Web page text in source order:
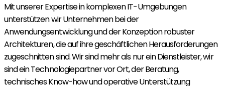
Mit unserer Expertise in komplexen IT-Umgebungen
unterstützen wir Unternehmen bei der
Anwendungsentwicklung und der Konzeption robuster
Architekturen, die auf ihre geschäftlichen Herausforderungen
zugeschnitten sind. Wir sind mehr als nur ein Dienstleister, wir
sind ein Technologiepartner vor Ort, der Beratung,
technisches Know-how und operative Unterstützung